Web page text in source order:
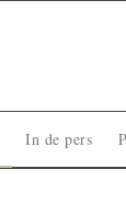
In de pers